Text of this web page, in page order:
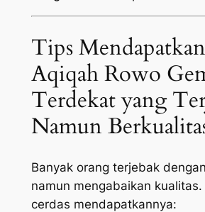
Tips
Aqiqah Rowo
Terdekat yang
Namun
Banyak orang terjebak
namun mengabaikan
cerdas mendapatkannya: